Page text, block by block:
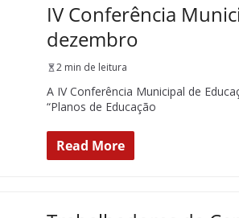
IV Conferência
dezembro
2 min de leitura
A IV Conferência Municipal de
“Planos de Educação
Read More